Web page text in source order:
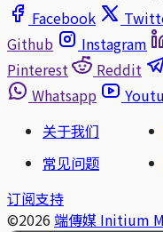
Facebook
Github
Instagram
Pinterest
Reddit
Whatsapp
关于我们
常见问题
订阅支持
©2026 端傳媒 Initium